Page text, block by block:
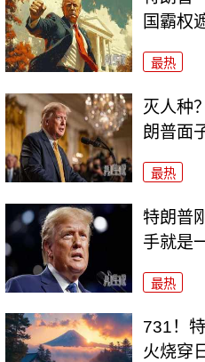
国霸权
最热
灭人种
朗普面
最热
特朗普
手就是
最热
731！
火烧穿